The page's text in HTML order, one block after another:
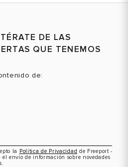
DE LAS
QUE TENEMOS
de:
la Política de Privacidad de Freeport -
envío de información sobre novedades